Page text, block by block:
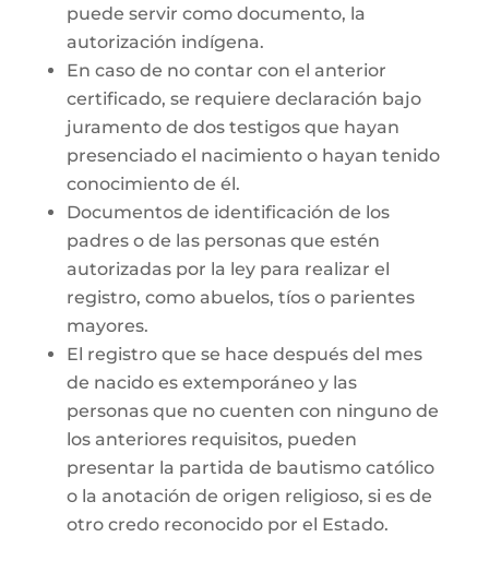
puede servir como documento, la
autorización indígena.
En caso de no contar con el anterior
certificado, se requiere declaración bajo
juramento de dos testigos que hayan
presenciado el nacimiento o hayan tenido
conocimiento de él.
Documentos de identificación de los
padres o de las personas que estén
autorizadas por la ley para realizar el
registro, como abuelos, tíos o parientes
mayores.
El registro que se hace después del mes
de nacido es extemporáneo y las
personas que no cuenten con ninguno de
los anteriores requisitos, pueden
presentar la partida de bautismo católico
o la anotación de origen religioso, si es de
otro credo reconocido por el Estado.